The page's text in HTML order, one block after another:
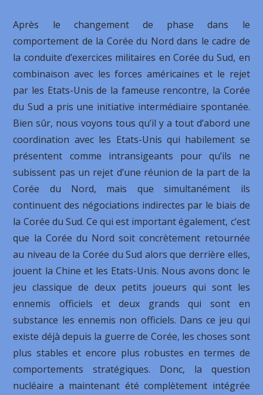
Après le changement de phase dans le
comportement de la Corée du Nord dans le cadre de
la conduite d’exercices militaires en Corée du Sud, en
combinaison avec les forces américaines et le rejet
par les Etats-Unis de la fameuse rencontre, la Corée
du Sud a pris une initiative intermédiaire spontanée.
Bien sûr, nous voyons tous qu’il y a tout d’abord une
coordination avec les Etats-Unis qui habilement se
présentent comme intransigeants pour qu’ils ne
subissent pas un rejet d’une réunion de la part de la
Corée du Nord, mais que simultanément ils
continuent des négociations indirectes par le biais de
la Corée du Sud. Ce qui est important également, c’est
que la Corée du Nord soit concrètement retournée
au niveau de la Corée du Sud alors que derrière elles,
jouent la Chine et les Etats-Unis. Nous avons donc le
jeu classique de deux petits joueurs qui sont les
ennemis officiels et deux grands qui sont en
substance les ennemis non officiels. Dans ce jeu qui
existe déjà depuis la guerre de Corée, les choses sont
plus stables et encore plus robustes en termes de
comportements stratégiques. Donc, la question
nucléaire a maintenant été complètement intégrée